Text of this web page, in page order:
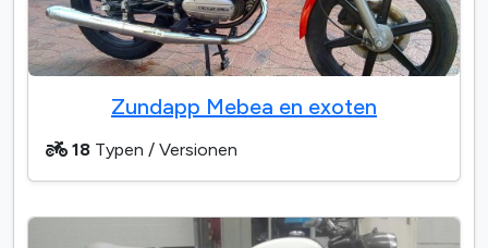
Zundapp Mebea en exoten
18 Typen / Versionen